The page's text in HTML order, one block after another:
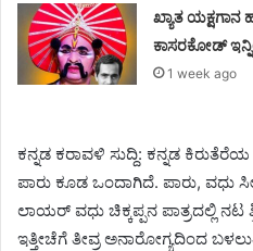
ಖ್ಯಾತ ಯಕ್ಷಗಾನ
ಕಾಸರಕೋಡ್
1 week ago
ಕನ್ನಡ ಕರಾವಳಿ ಸುದ್ದಿ: ಕನ್ನಡ
ಪಾರು ಕೂಡ ಒಂದಾಗಿದೆ. ಪಾರು,
ಲಾಯರ್‌ ವಧು ಚಿಕ್ಕಪ್ಪನ ಪಾತ್ರದಲ್ಲಿ ನಟ
ಇತ್ತೀಚೆಗೆ ತೀವ್ರ ಅನಾರೋಗ್ಯದಿಂದ